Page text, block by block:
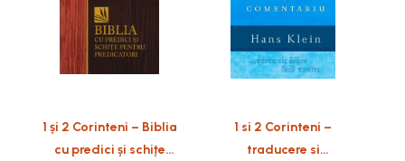
1 și 2 Corinteni – Biblia
cu predici și schițe
1 si 2 Corinteni –
traducere si